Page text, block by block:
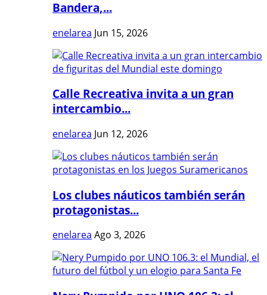
Bandera,...
enelarea Jun 15, 2026
Calle Recreativa invita a un gran
intercambio...
enelarea Jun 12, 2026
Los clubes náuticos también serán
protagonistas...
enelarea Ago 3, 2026